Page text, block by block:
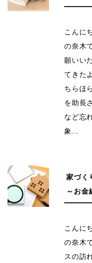
こんに
の奈木
願いい
てきた
ちらほ
を助長
など忘
象...
家づく
～お金
こんに
の奈木
スの訪